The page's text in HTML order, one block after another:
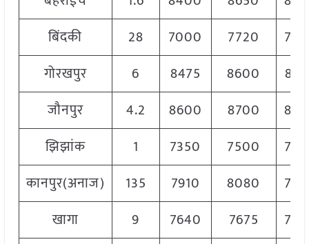
बिंदकी
28 7000 7720
गोरखपुर
6 8475 8600
जौनपुर
4.2 8600 8700
झिझांक
1 7350 7500
कानपुर(अनाज)
135 7910 8080
खागा
9 7640 7675